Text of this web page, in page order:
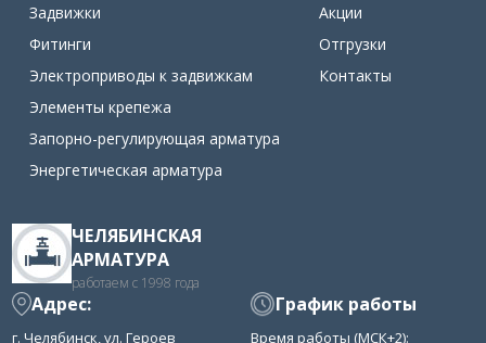
Задвижки
Фитинги
Электроприводы к задвижкам
Элементы крепежа
Запорно-регулирующая арматура
Энергетическая арматура
Акции
Отгрузки
Контакты
ЧЕЛЯБИНСКАЯ
АРМАТУРА
работаем с 1998 года
Адрес:
г. Челябинск, ул. Героев
График работы
Время работы (МСК+2):